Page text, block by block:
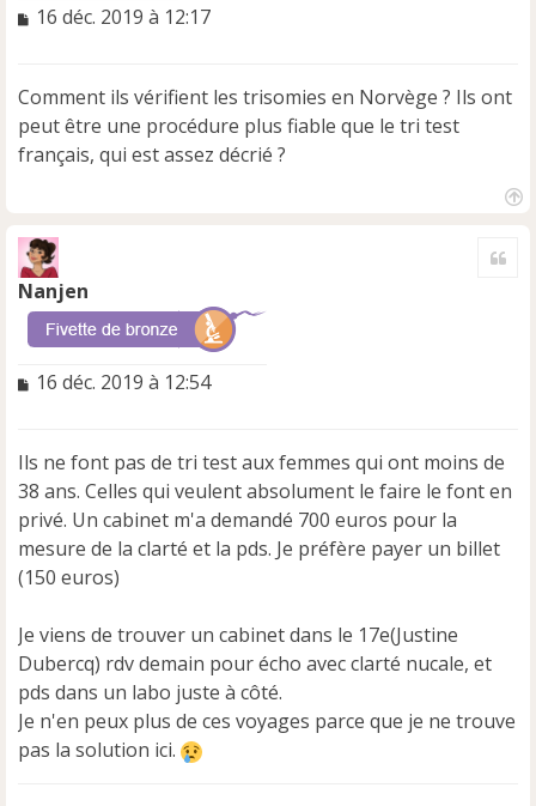
M
a
g
e
l
u
16 déc. 2019 à 12:17
Comment ils vérifient les trisomies en Norvège ? Ils ont
peut être une procédure plus fiable que le tri test
français, qui est assez décrié ?
Nanjen
M
a
g
e
n
o
n
u
16 déc. 2019 à 12:54
Ils ne font pas de tri test aux femmes qui ont moins de
38 ans. Celles qui veulent absolument le faire le font en
privé. Un cabinet m'a demandé 700 euros pour la
mesure de la clarté et la pds. Je préfère payer un billet
(150 euros)
Je viens de trouver un cabinet dans le 17e(Justine
Dubercq) rdv demain pour écho avec clarté nucale, et
pds dans un labo juste à côté.
Je n'en peux plus de ces voyages parce que je ne trouve
pas la solution ici.